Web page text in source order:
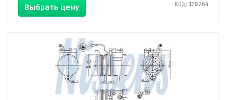
Выбрать цену Код: 178264